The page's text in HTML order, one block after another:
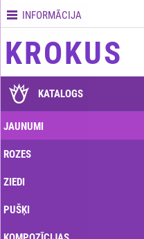
Kontakti
Piegādes
GARANTIJAS
Kā
apmaksāt?
Kā
pasūtījumu?
INFORMĀCIJA
KROKUS
KATALOGS
JAUNUMI
ROZES
ZIEDI
PUŠĶI